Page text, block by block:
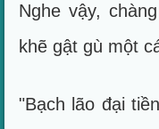
Nghe vậy,
khẽ gật gù một
"Bạch lão đại